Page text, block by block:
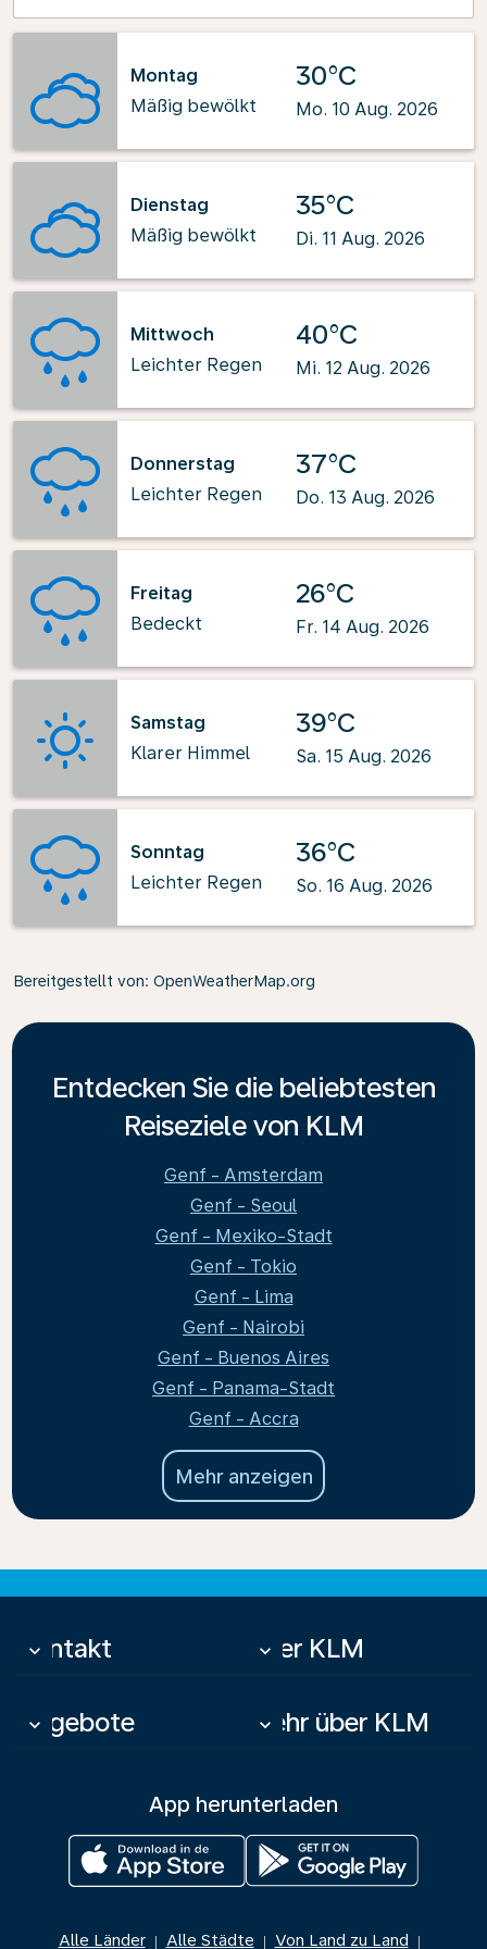
Montag
Mäßig bewölkt
30°C
Mo. 10 Aug. 2026
Dienstag
Mäßig bewölkt
35°C
Di. 11 Aug. 2026
Mittwoch
Leichter Regen
40°C
Mi. 12 Aug. 2026
Donnerstag
Leichter Regen
37°C
Do. 13 Aug. 2026
Freitag
Bedeckt
26°C
Fr. 14 Aug. 2026
Samstag
Klarer Himmel
39°C
Sa. 15 Aug. 2026
Sonntag
Leichter Regen
36°C
So. 16 Aug. 2026
Bereitgestellt von: OpenWeatherMap.org
Entdecken Sie die beliebtesten
Reiseziele von KLM
Genf - Amsterdam
Genf - Seoul
Genf - Mexiko-Stadt
Genf - Tokio
Genf - Lima
Genf - Nairobi
Genf - Buenos Aires
Genf - Panama-Stadt
Genf - Accra
Mehr anzeigen
Kontakt
keyboard_arrow_down Über KLM
keyboard_arrow_down
Angebote
keyboard_arrow_down Mehr über KLM
keyboard_arrow_down
App herunterladen
Alle Länder | Alle Städte | Von Land zu Land |